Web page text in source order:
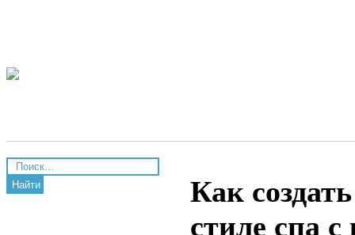
Найти
Как
стиле спа